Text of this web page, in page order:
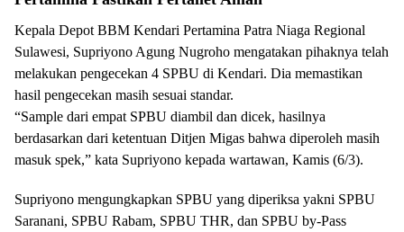
Kepala Depot BBM Kendari Pertamina Patra Niaga Regional
Sulawesi, Supriyono Agung Nugroho mengatakan pihaknya telah
melakukan pengecekan 4 SPBU di Kendari. Dia memastikan
hasil pengecekan masih sesuai standar.
“Sample dari empat SPBU diambil dan dicek, hasilnya
berdasarkan dari ketentuan Ditjen Migas bahwa diperoleh masih
masuk spek,” kata Supriyono kepada wartawan, Kamis (6/3).
Supriyono mengungkapkan SPBU yang diperiksa yakni SPBU
Saranani, SPBU Rabam, SPBU THR, dan SPBU by-Pass